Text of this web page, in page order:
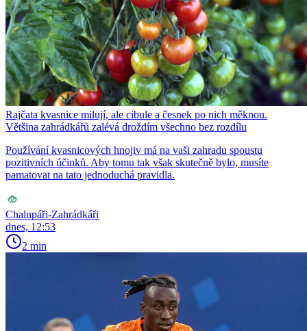
Rajčata kvasnice milují, ale cibule a česnek po nich měknou.
Většina zahrádkářů zalévá droždím všechno bez rozdílu
Používání kvasnicových hnojiv má na vaši zahradu spoustu
pozitivních účinků. Aby tomu tak však skutečně bylo, musíte
pamatovat na tato jednoduchá pravidla.
Chalupáři-Zahrádkáři
dnes, 12:53
2 min